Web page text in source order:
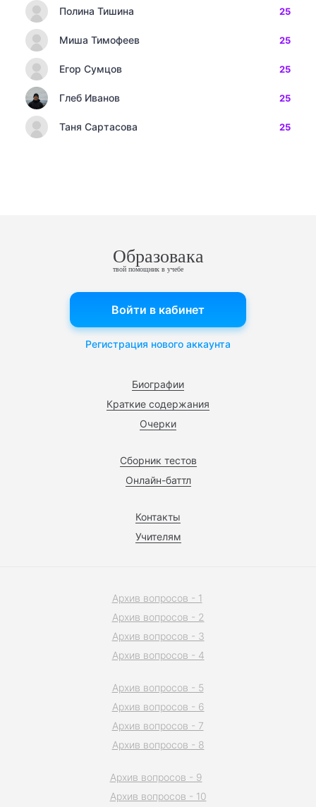
Полина Тишина 25
Миша Тимофеев 25
Егор Сумцов 25
Глеб Иванов 25
Таня Сартасова 25
Образовака
твой помощник в учебе
Биографии
Краткие содержания
Очерки
Сборник тестов
Онлайн-баттл
Контакты
Учителям
Войти в кабинет
Регистрация нового аккаунта
Архив вопросов - 1
Архив вопросов - 2
Архив вопросов - 3
Архив вопросов - 4
Архив вопросов - 5
Архив вопросов - 6
Архив вопросов - 7
Архив вопросов - 8
Архив вопросов - 9
Архив вопросов - 10